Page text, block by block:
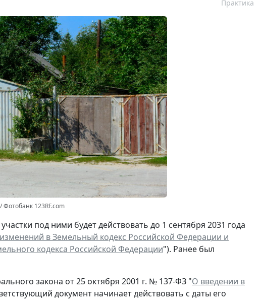
Практика
123RF.com
под ними будет действовать до 1 сентября 2031 года
в Земельный кодекс Российской Федерации и
кодекса Российской Федерации"). Ранее был
закона от 25 октября 2001 г. № 137-ФЗ "О введении в
документ начинает действовать с даты его